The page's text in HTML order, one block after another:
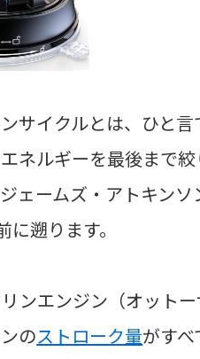
サイクルとは、ひと
ネルギーを最後まで
ェームズ・アトキン
に遡ります。
ンエンジン（オット
のストローク量がす